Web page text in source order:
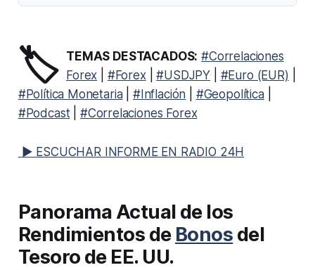
🏷️ TEMAS DESTACADOS: #Correlaciones
Forex
#Forex|#USDJPY #Euro (EUR)
#Política Monetaria| #Inflación #Geopolítica|
#Podcast| #Correlaciones Forex
▶ ESCUCHAR INFORME EN RADIO 24H
Panorama Actual de los
Rendimientos de Bonos del
Tesoro de EE. UU.